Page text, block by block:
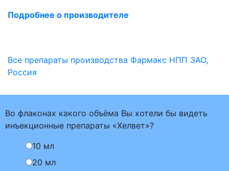
Подробнее о производителе
Все препараты производства Фармакс НПП ЗАО,
Россия
Во флаконах какого объёма Вы хотели бы видеть
инъекционные препараты «Хелвет»?
10 мл
20 мл